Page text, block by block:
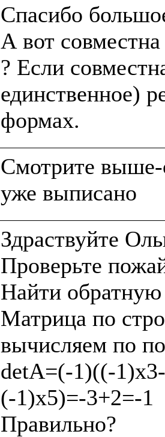
Спасибо
А вот
? Если
единственное)
Смотрите
Здраствуйте
Проверьте
Найти
Матрица по
вычисляем по
detA=(-1)((-
(-1)х5)=-3+2=-1
Правильно?